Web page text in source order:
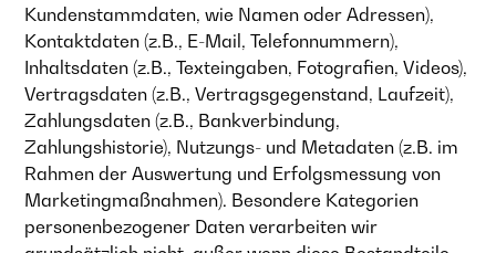
Kundenstammdaten, wie Namen oder Adressen),
Kontaktdaten (z.B., E-Mail, Telefonnummern),
Inhaltsdaten (z.B., Texteingaben, Fotografien, Videos),
Vertragsdaten (z.B., Vertragsgegenstand, Laufzeit),
Zahlungsdaten (z.B., Bankverbindung,
Zahlungshistorie), Nutzungs- und Metadaten (z.B. im
Rahmen der Auswertung und Erfolgsmessung von
Marketingmaßnahmen). Besondere Kategorien
personenbezogener Daten verarbeiten wir